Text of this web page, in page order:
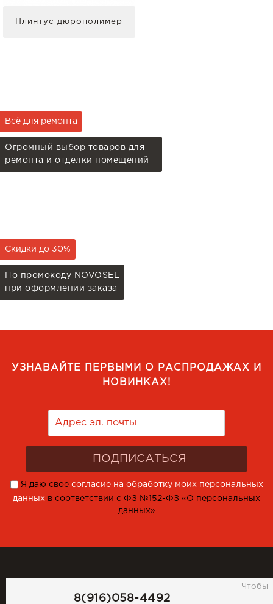
Плинтус дюрополимер
Всё для ремонта
Огромный выбор товаров для
ремонта и отделки помещений
Скидки до 30%
По промокоду NOVOSEL
при оформлении заказа
УЗНАВАЙТЕ ПЕРВЫМИ О РАСПРОДАЖАХ И
НОВИНКАХ!
Я даю свое согласие на обработку моих персональных
данных в соответствии с ФЗ №152-ФЗ «О персональных
данных»
8(916)058-4492
Чтобы